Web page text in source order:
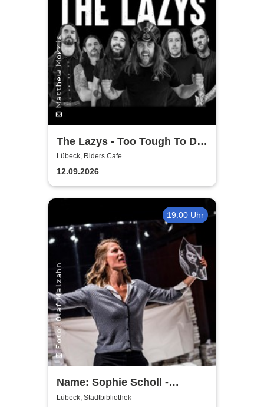
The Lazys - Too Tough To Die
Tour 2026
Lübeck, Riders Cafe
12.09.2026
19:00 Uhr
Name: Sophie Scholl -
Theater Lübeck
Lübeck, Stadtbibliothek